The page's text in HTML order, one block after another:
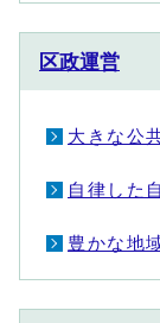
区政運営
大きな公
自律した
豊かな地